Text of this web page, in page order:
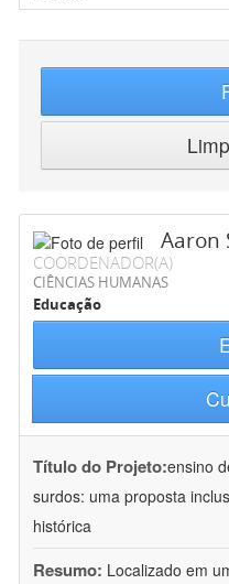
Aaron
COORDENADOR(A)
CIÊNCIAS HUMANAS
Educação
Título do Projeto:ensino
surdos: uma proposta
histórica
Resumo: Localizado em